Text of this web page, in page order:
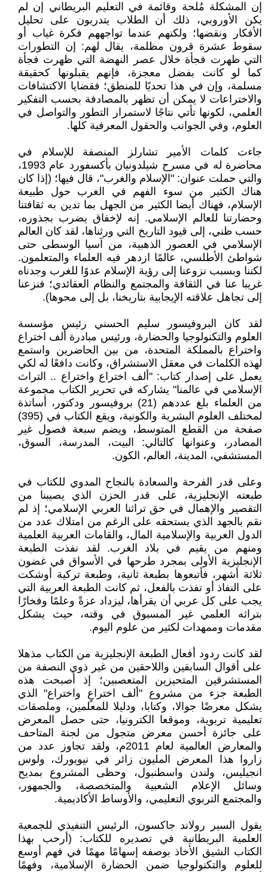
إن المشكلة مُلحة وقائمة في التعليم البريطاني إن لم
يكن الأوروبي، ذلك أن الطلاب يتدربون على تحليل
الأفكار ونقضها؛ ولكنهم عندما تواجههم فكرة غياب أو
سقوط عشرة قرون مظلمة، يقال لهم: إن التطورات
التي ظهرت فجأة خلال عصر النهضة التي ظهرت فجأة
كما لو كانت بفضل معجزة، فإنهم يقبلونها كحقيقة
مسلمة، وإن في هذا تحديًا للمنطق؛ فقضايا الاكتشافات
والاختراعات لا يمكن أن تظهر بالمصادفة بحسب التفكير
العلمي، لكونها تأتي نتاجًا لاستمرار التطور والتواصل في
العلوم، وفي الجوانب والحقول المعرفية كلها.
جاءت كلمات الأمير تشارلز المنصفة للإسلام في
محاضرة له في مسرح شيلدونيان بأكسفورد عام 1993،
والتي حملت عنوان: "الإسلام والغرب"، قال فيها؛ (إذا كان
هناك الكثير من سوء الفهم في الغرب حول طبيعة
الإسلام، فهناك أيضا الكثير من الجهل بما تدين به ثقافتنا
وحضارتنا للعالم الإسلامي. إنه لإخفاق يضرب بجذوره،
حسب ظني، إلى قيود التاريخ التي ورثناها، لقد كان العالم
الإسلامي في العصور الذهبية، من آسيا الوسطى حتى
شواطئ الأطلسي، عالمًا ازدهر فيه العلماء والمتعلمون.
لكننا وبسبب نزوعنا إلى رؤية الإسلام عدوًا للغرب وجدناه
غريبا عنا في الثقافة والمجتمع والنظام العقائدي؛ فنزعنا
إلى تجاهل علاقته الإيجابية بتاريخنا، بل إلى محوها).
لقد كان البروفيسور سليم الحسني رئيس مؤسسة
العلوم والتكنولوجيا والحضارة، ورئيس مبادرة ألف اختراع
واختراع بالمملكة المتحدة، من بين الحاضرين واستمع
لهذه الكلمات في معقل الاستشراق، وكانت دافعًا له لكي
يعمل على إصدار كتاب: "ألف اختراع واختراع .. التراث
الإسلامي في عالمنا" يشاركه في تحرير الكتاب مجموعة
من العلماء بلغ عددهم (21) بروفيسور ودكتور، أساتذة
لمختلف العلوم البشرية والكونية، ويقع الكتاب في (395)
صفحة من القطع المتوسط، ويضم سبعة فصول غير
المصادر، وعنوانها كالتالي: البيت، المدرسة، السوق،
المستشفي، المدينة، العالم، الكون.
وعلى قدر الفرحة والسعادة بالنجاح المدوي للكتاب في
طبعته الإنجليزية، على قدر الحزن الذي يصيبنا من
التقصير والإهمال في حق تراثنا العربي الإسلامي؛ إذ لم
نقم بالجهد الذي يستحقه على الرغم من امتلاك عدد من
الدول العربية والإسلامية المال، والقامات العربية العلمية
ومنهم من يقيم في بلاد الغرب. لقد نفذت الطبعة
الإنجليزية الأولى بمجرد طرحها في الأسواق في غضون
ثلاثة أشهر، فأتبعوها بطبعة ثانية، وطبعة تركية أوشكت
على النفاذ أو تفذت بالفعل، ثم كانت الطبعة العربية التي
يجب على كل عربي أن يقرأها، ليزداد عزةً وعلمًا وفخارًا
بتراثه العلمي غير المسبوق في وقته، حيث يشكل
مقدمات وممهدات لكثير من علوم اليوم.
لقد كانت ردود أفعال الطبعة الإنجليزية من الكتاب مذهلا
على أقوال السابقين واللاحقين من غير ذوي النصفة من
المستشرقين المتحيزين المتعصبين؛ إذ أصبحت هذه
الطبعة جزء من مشروع "ألف اختراعٍ واختراع" الذي
يشكل معرضًا جوالا، وكتابا، ودليلا للمعلمين، وملصقات
تعليمية تربوية، وموقعا الكترونيا، حتى حصل المعرض
على جائزة أحسن معرض متجول من لجنة المتاحف
والمعارض العالمية لعام 2011م، ولقد تجاوز عدد من
زاروا هذا المعرض المليون زائر في نيويورك، ولوس
انجيليس، ولندن واسطنبول، وحظى المشروع بمديح
وسائل الإعلام الشعبية والمتخصصة، والجمهور،
والمجتمع التربوي التعليمي، والأوساط الأكاديمية.
يقول السير رولاند جاكسون، الرئيس التنفيذي للجمعية
العلمية البريطانية في تصديره للكتاب: (أرحب بهذا
الكتاب الشيق الأخاذ بوصفه إسهامًا مهمًا في فهم أوسع
للعلوم والتكنولوجيا ضمن الحضارة الإسلامية، وفهمًا